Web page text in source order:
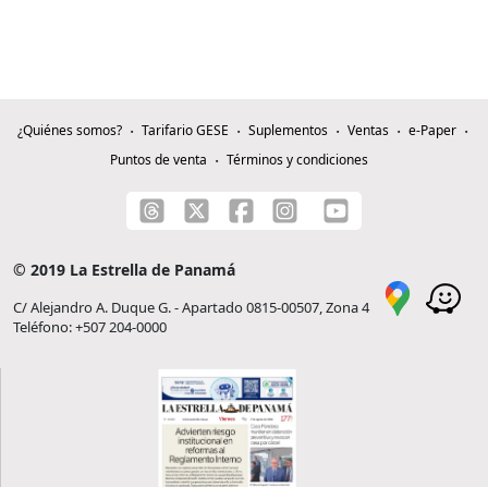
¿Quiénes somos? Tarifario GESE Suplementos Ventas
e-Paper
Puntos de venta
Términos y condiciones
© 2019 La Estrella de Panamá
C/ Alejandro A. Duque G. - Apartado 0815-00507, Zona 4
Teléfono: +507 204-0000